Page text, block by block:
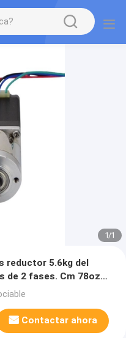
1/1
reductor 5.6kg del
de 2 fases. Cm 78oz.
Contactar ahora